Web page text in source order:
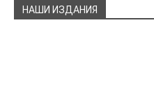
НАШИ ИЗДАНИЯ